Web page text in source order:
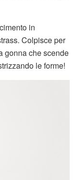
in
Colpisce per
gonna che scende
le forme!